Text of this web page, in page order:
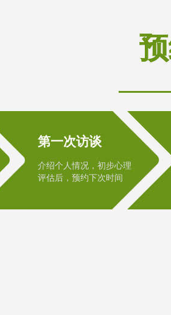
第一次访谈
介绍个人情况，初步心理
评估后，预约下次时间